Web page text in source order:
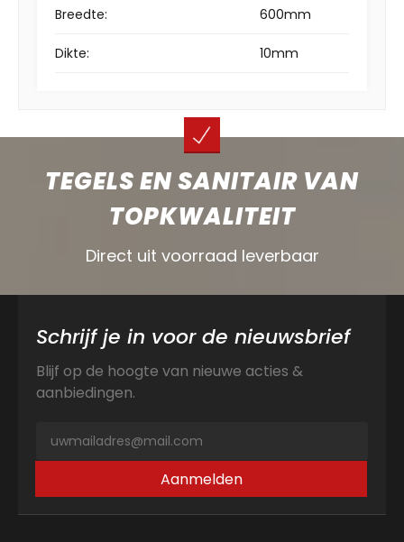
Breedte: 600mm
Dikte: 10mm
TEGELS EN SANITAIR VAN
TOPKWALITEIT
Direct uit voorraad leverbaar
Schrijf je in voor de nieuwsbrief
Blijf op de hoogte van nieuwe acties &
aanbiedingen.
Aanmelden